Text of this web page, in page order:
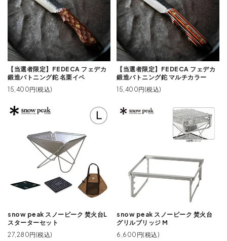
【当選者限定】FEDECA フェデカ
鍛造バトニング鉈 名栗イペ
15,400円(税込)
【当選者限定】FEDECA フェデカ
鍛造バトニング鉈 マルチカラー
15,400円(税込)
snow peak スノーピーク 焚火台L
スターターセット
27,280円(税込)
snow peak スノーピーク 焚火台
グリルブリッジ M
6,600円(税込)